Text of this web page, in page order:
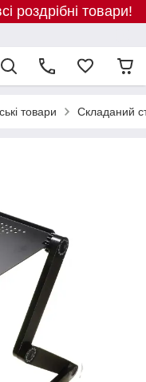
роздрібні товари!
товари Складаний